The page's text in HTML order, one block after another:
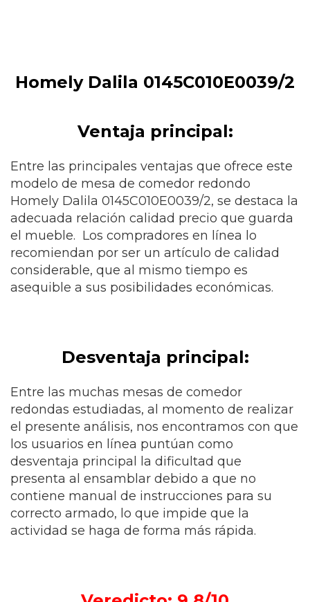
Homely Dalila 0145C010E0039/2
Ventaja principal:
Entre las principales ventajas que ofrece este
modelo de mesa de comedor redondo
Homely Dalila 0145C010E0039/2, se destaca la
adecuada relación calidad precio que guarda
el mueble. Los compradores en línea lo
recomiendan por ser un artículo de calidad
considerable, que al mismo tiempo es
asequible a sus posibilidades económicas.
Desventaja principal:
Entre las muchas mesas de comedor
redondas estudiadas, al momento de realizar
el presente análisis, nos encontramos con que
los usuarios en línea puntúan como
desventaja principal la dificultad que
presenta al ensamblar debido a que no
contiene manual de instrucciones para su
correcto armado, lo que impide que la
actividad se haga de forma más rápida.